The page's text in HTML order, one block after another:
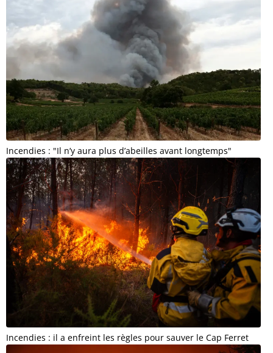
Incendies : "Il n’y aura plus d’abeilles avant longtemps"
Incendies : il a enfreint les règles pour sauver le Cap Ferret